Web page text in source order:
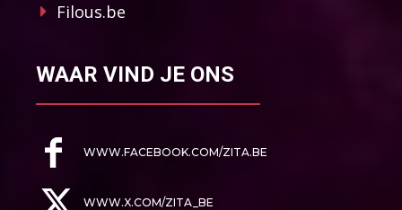
Filous.be
WAAR VIND JE ONS
WWW.FACEBOOK.COM/ZITA.BE
WWW.X.COM/ZITA_BE